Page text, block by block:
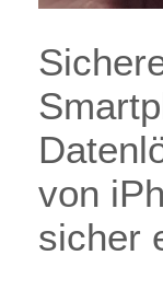
von
sicher